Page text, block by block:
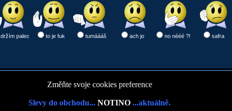
držím palec to je fuk tumáááš ach jo no nééé ?! safra
Změňte svoje cookies preference
Slevy do obchodu... NOTINO ...aktuálně.